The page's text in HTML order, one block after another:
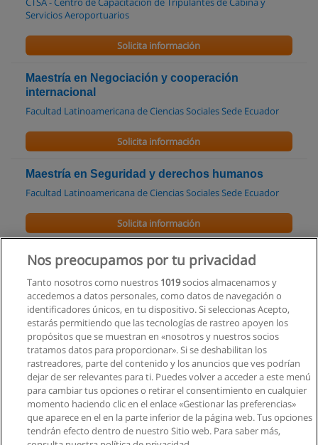
Servicios Aeroportuarios
Solicita información
Maestría en Negociación y cooperación
internacional
Facultad Latinoamericana de Ciencias Sociales Sede Ecuador
Solicita información
Maestría en Seguridad y derechos humanos
Facultad Latinoamericana de Ciencias Sociales Sede Ecuador
Solicita información
Diplomado Superior en Género y Economía
Solicita información
Maestría en Gestión de Empresas - Mención
Pequeñas y Medianas Empresas
Escuela Politécnica del Ejército
Solicita información
Nos preocupamos por tu privacidad
Tanto nosotros como nuestros 1019socios almacenamos y
accedemos a datos personales, como datos de navegación o
identificadores únicos, en tu dispositivo. Si seleccionas Acepto,
estarás permitiendo que las tecnologías de rastreo apoyen los
propósitos que se muestran en «nosotros y nuestros socios
tratamos datos para proporcionar». Si se deshabilitan los
rastreadores, parte del contenido y los anuncios que ves podrían
dejar de ser relevantes para ti. Puedes volver a acceder a este menú
para cambiar tus opciones o retirar el consentimiento en cualquier
momento haciendo clic en el enlace «Gestionar las preferencias»
que aparece en el en la parte inferior de la página web. Tus opciones
tendrán efecto dentro de nuestro Sitio web. Para saber más,